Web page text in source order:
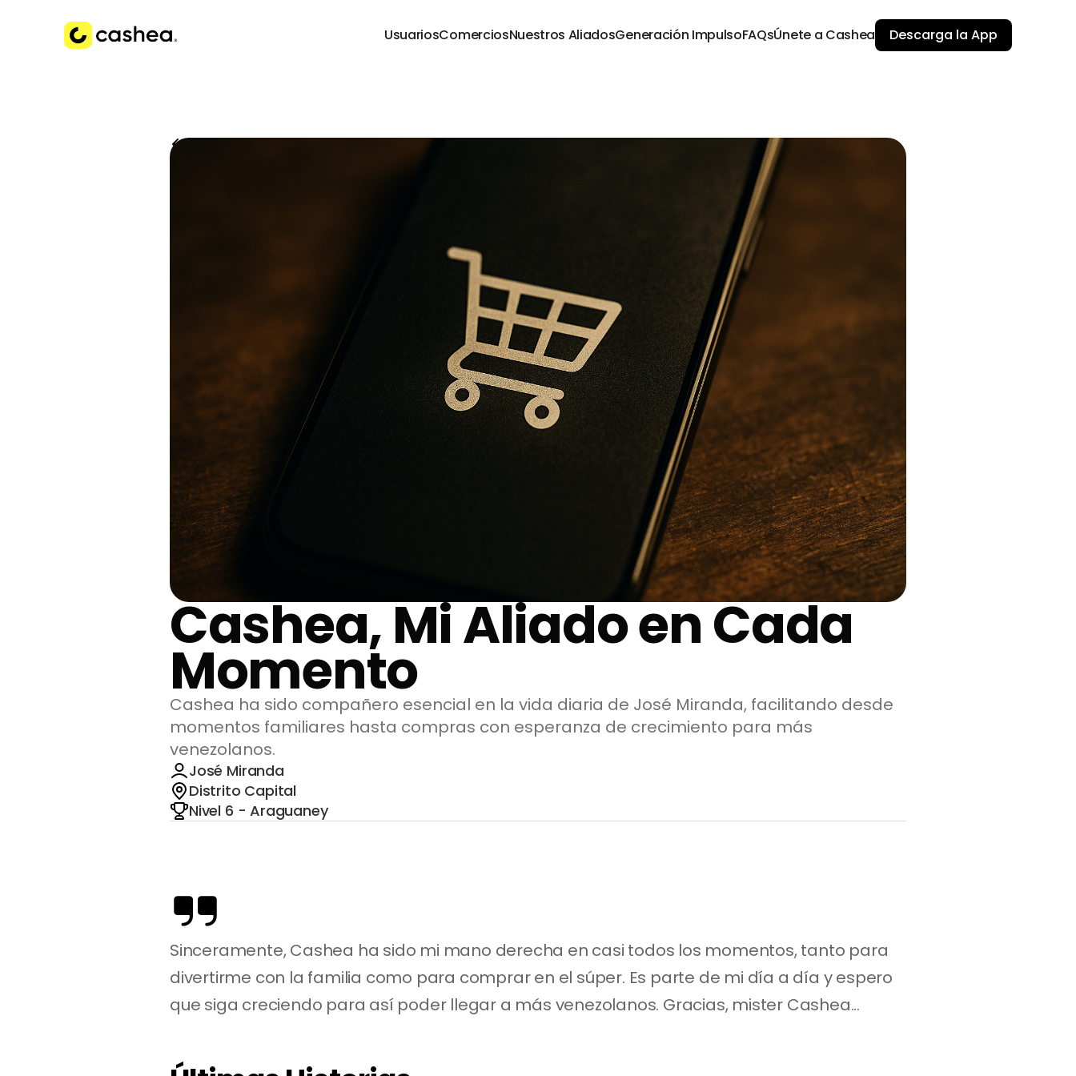
UsuariosComerciosNuestros AliadosGeneración ImpulsoFAQsÚnete a Cashea Descarga la App
Volver a Historias
Cashea, Mi Aliado en Cada
Momento
Cashea ha sido compañero esencial en la vida diaria de José Miranda, facilitando desde
momentos familiares hasta compras con esperanza de crecimiento para más
venezolanos.
José Miranda
Distrito Capital
Nivel 6 - Araguaney
Sinceramente, Cashea ha sido mi mano derecha en casi todos los momentos, tanto para
divertirme con la familia como para comprar en el súper. Es parte de mi día a día y espero
que siga creciendo para así poder llegar a más venezolanos. Gracias, mister Cashea...